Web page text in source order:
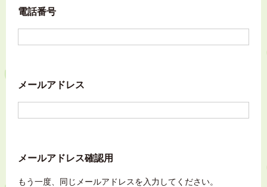
電話番号
メールアドレス
メールアドレス確認用
もう一度、同じメールアドレスを入力してください。